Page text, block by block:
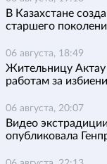
В Казахстане
старшего
06 августа, 18:49
Жительницу
работам за
06 августа, 20:07
Видео
опубликовала